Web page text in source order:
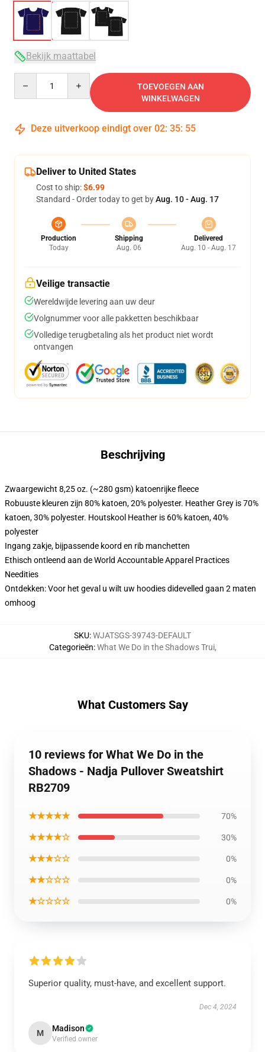
Bekijk maattabel
TOEVOEGEN AAN
WINKELWAGEN
Deze uitverkoop eindigt over 02: 35: 54
Deliver to United States
Cost to ship:$6.99
Standard - Order today to get byAug. 10 - Aug. 17
Production
Today
Shipping
Aug. 06
Delivered
Aug. 10 - Aug. 17
Veilige transactie
Wereldwijde levering aan uw deur
Volgnummer voor alle pakketten beschikbaar
Volledige terugbetaling als het product niet wordt
ontvangen
Beschrijving
Zwaargewicht 8,25 oz. (~280 gsm) katoenrijke fleece
Robuuste kleuren zijn 80% katoen, 20% polyester. Heather Grey is 70%
katoen, 30% polyester. Houtskool Heather is 60% katoen, 40%
polyester
Ingang zakje, bijpassende koord en rib manchetten
Ethisch ontleend aan de World Accountable Apparel Practices
Needities
Ontdekken: Voor het geval u wilt uw hoodies didevelled gaan 2 maten
omhoog
SKU:WJATSGS-39743-DEFAULT
Categorieën:What We Do in the Shadows Trui,
What Customers Say
10 reviews for What We Do in the
Shadows - Nadja Pullover Sweatshirt
RB2709
★★★★★ 70%
★★★★☆ 30%
★★★☆☆ 0%
★★☆☆☆ 0%
★☆☆☆☆ 0%
Superior quality, must-have, and excellent support.
Dec 4, 2024
M Madison
Verified owner